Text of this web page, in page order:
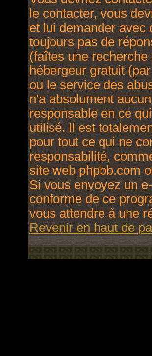
le contacter, vous
et lui demander avec
toujours pas de
(faîtes une
hébergeur gratuit
ou le service des
n'a absolument
responsable en ce
utilisé. Il est
pour tout ce qui ne
responsabilité,
site web phpbb.com
Si vous envoyez un
conforme de ce
vous attendre à une
Revenir en haut de